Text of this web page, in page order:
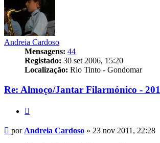
Andreia Cardoso
Mensagens: 44
Registado: 30 set 2006, 15:20
Localização: Rio Tinto - Gondomar
Re: Almoço/Jantar Filarmónico -
Mensagem
por Andreia Cardoso » 23 nov 2011, 22:28